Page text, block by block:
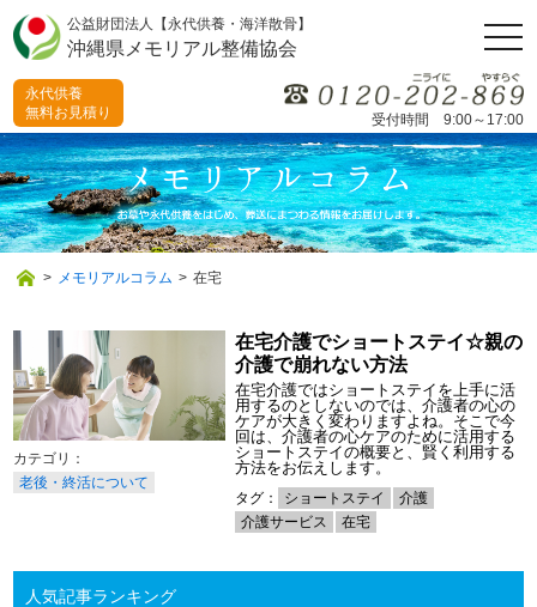
公益財団法人【永代供養・海洋散骨】
沖縄県メモリアル整備協会
受付時間 9:00～17:00
永代供養
無料お見積り
> メモリアルコラム > 在宅
老後・終活について
在宅介護でショートステイ☆親の
介護で崩れない方法
在宅介護ではショートステイを上手に活
用するのとしないのでは、介護者の心の
ケアが大きく変わりますよね。そこで今
回は、介護者の心ケアのために活用する
ショートステイの概要と、賢く利用する
方法をお伝えします。
タグ： ショートステイ
介護
介護サービス
在宅
人気記事ランキング